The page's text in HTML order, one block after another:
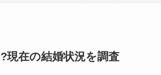
現在の結婚状況を調査